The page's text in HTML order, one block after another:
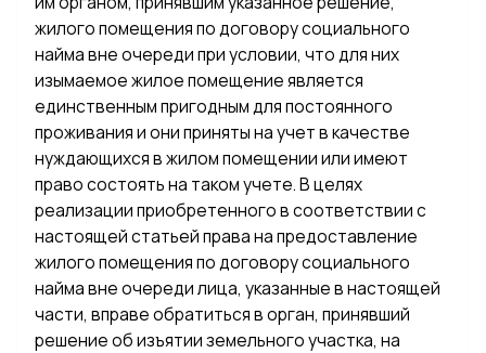
жилого помещения по договору социального
найма вне очереди при условии, что для них
изымаемое жилое помещение является
единственным пригодным для постоянного
проживания и они приняты на учет в качестве
нуждающихся в жилом помещении или имеют
право состоять на таком учете. В целях
реализации приобретенного в соответствии с
настоящей статьей права на предоставление
жилого помещения по договору социального
найма вне очереди лица, указанные в настоящей
части, вправе обратиться в орган, принявший
решение об изъятии земельного участка, на